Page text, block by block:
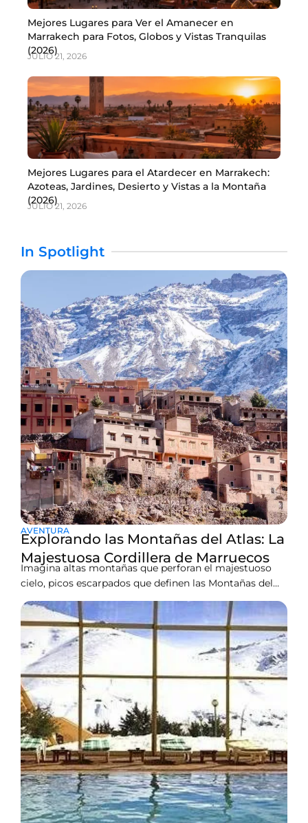
Mejores Lugares para Ver el Amanecer en
Marrakech para Fotos, Globos y Vistas Tranquilas
(2026)
JULIO 21, 2026
Mejores Lugares para el Atardecer en Marrakech:
Azoteas, Jardines, Desierto y Vistas a la Montaña
(2026)
JULIO 21, 2026
In Spotlight
AVENTURA
Explorando las Montañas del Atlas: La
Majestuosa Cordillera de Marruecos
Imagina altas montañas que perforan el majestuoso
cielo, picos escarpados que definen las Montañas del
Atlas en Marruecos. Se levantan majestuosamente en
todo Marruecos, una parte clave de las montañas de
Marruecos. No son solo rocas; están vivas y respiran,
una belleza natural a la que pertenece la nación. Estas